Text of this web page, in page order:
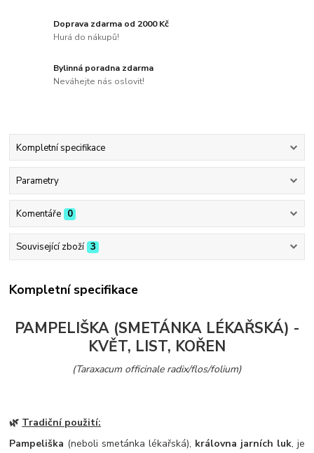
Doprava zdarma od 2000 Kč
Hurá do nákupů!
Bylinná poradna zdarma
Neváhejte nás oslovit!
Kompletní specifikace
Parametry
Komentáře 0
Související zboží 3
Kompletní specifikace
PAMPELIŠKA (SMETÁNKA LÉKAŘSKÁ) -
KVĚT, LIST, KOŘEN
(Taraxacum officinale radix/flos/folium)
🌿 Tradiční použití:
Pampeliška (neboli smetánka lékařská), královna jarních luk, je